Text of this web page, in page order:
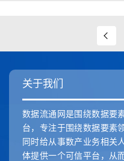
关于我们
数据流通网是围绕数据要
台，专注于围绕数据要素
同时给从事数产业务相关
体提供一个可信平台，从